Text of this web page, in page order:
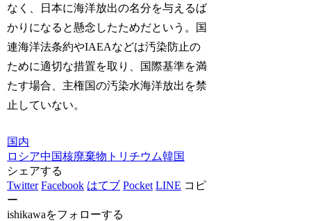
なく、日本に海洋放出の名分を与えるば
かりになると懸念したためだという。国
連海洋法条約やIAEAなどは汚染防止の
ために適切な措置を取り、国際基準を満
たす場合、主権国の汚染水海洋放出を禁
止していない。
国内
ロシア中国核廃棄物 トリチウム韓国
シェアする
Twitter Facebook はてブ Pocket LINE コピ
ー
ishikawaをフォローする